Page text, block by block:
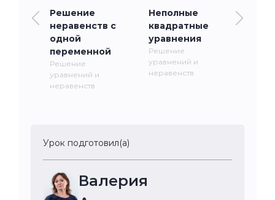
Решение
неравенств с
одной
переменной
Решение
уравнений и
неравенств
Неполные
квадратные
уравнения
Решение
уравнений и
неравенств
Урок подготовил(а)
Валерия